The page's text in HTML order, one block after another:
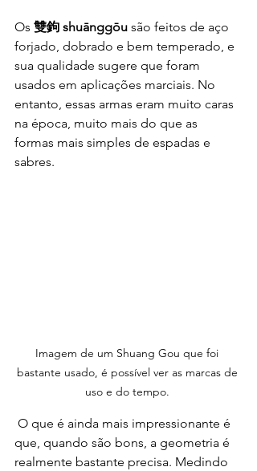
Os 雙鉤 shuānggōu são feitos de aço
forjado, dobrado e bem temperado, e
sua qualidade sugere que foram
usados em aplicações marciais. No
entanto, essas armas eram muito caras
na época, muito mais do que as
formas mais simples de espadas e
sabres.
Imagem de um Shuang Gou que foi
bastante usado, é possível ver as marcas de
uso e do tempo.
que, quando são bons, a geometria é
realmente bastante precisa. Medindo